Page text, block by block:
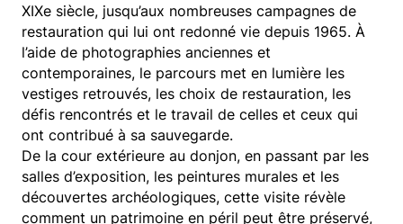
XIXe siècle, jusqu’aux nombreuses campagnes de
restauration qui lui ont redonné vie depuis 1965. À
l’aide de photographies anciennes et
contemporaines, le parcours met en lumière les
vestiges retrouvés, les choix de restauration, les
défis rencontrés et le travail de celles et ceux qui
ont contribué à sa sauvegarde.
De la cour extérieure au donjon, en passant par les
salles d’exposition, les peintures murales et les
découvertes archéologiques, cette visite révèle
comment un patrimoine en péril peut être préservé,